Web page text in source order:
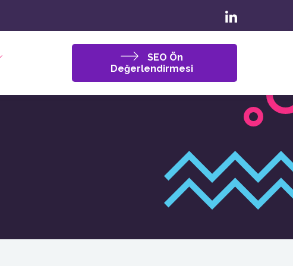
SEO Ön
Değerlendirmesi